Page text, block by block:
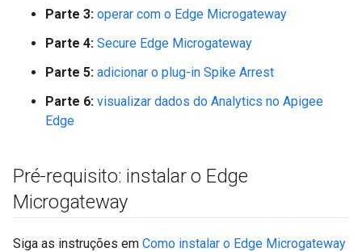
Parte 3: operar com o Edge Microgateway
Parte 4: Secure Edge Microgateway
Parte 5: adicionar o plug-in Spike Arrest
Parte 6: visualizar dados do Analytics no Apigee
Edge
Pré-requisito: instalar o Edge
Microgateway
Siga as instruções em Como instalar o Edge Microgateway